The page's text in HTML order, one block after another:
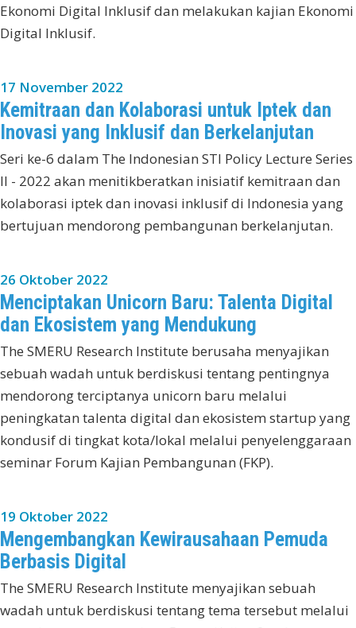
Ekonomi Digital Inklusif dan melakukan kajian Ekonomi
Digital Inklusif.
17 November 2022
Kemitraan dan Kolaborasi untuk Iptek dan
Inovasi yang Inklusif dan Berkelanjutan
Seri ke-6 dalam The Indonesian STI Policy Lecture Series
II - 2022 akan menitikberatkan inisiatif kemitraan dan
kolaborasi iptek dan inovasi inklusif di Indonesia yang
bertujuan mendorong pembangunan berkelanjutan.
26 Oktober 2022
Menciptakan Unicorn Baru: Talenta Digital
dan Ekosistem yang Mendukung
The SMERU Research Institute berusaha menyajikan
sebuah wadah untuk berdiskusi tentang pentingnya
mendorong terciptanya unicorn baru melalui
peningkatan talenta digital dan ekosistem startup yang
kondusif di tingkat kota/lokal melalui penyelenggaraan
seminar Forum Kajian Pembangunan (FKP).
19 Oktober 2022
Mengembangkan Kewirausahaan Pemuda
Berbasis Digital
The SMERU Research Institute menyajikan sebuah
wadah untuk berdiskusi tentang tema tersebut melalui